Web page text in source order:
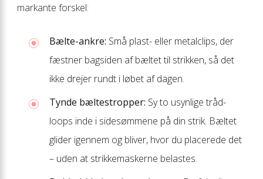
markante forskel:
Bælte-ankre: Små plast- eller metalclips, der
fæstner bagsiden af bæltet til strikken, så det
ikke drejer rundt i løbet af dagen.
Tynde bæltestropper: Sy to usynlige tråd-
loops inde i sidesømmene på din strik. Bæltet
glider igennem og bliver, hvor du placerede det
– uden at strikke­maskerne belastes.